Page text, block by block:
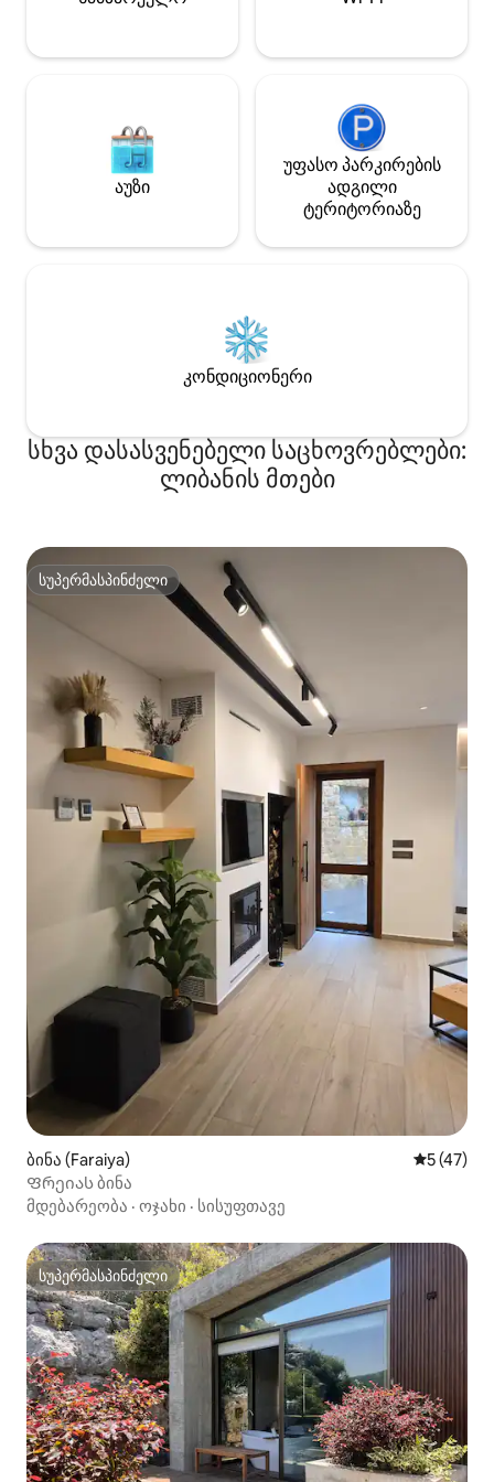
აუზი
უფასო პარკირების
ადგილი
ტერიტორიაზე
კონდიციონერი
სხვა დასასვენებელი საცხოვრებლები:
ლიბანის მთები
სუპერმასპინძელი
სუპერმასპინძელი
ბინა (Faraiya) საშუალო
5 (47)
Ფრეიას ბინა
მდებარეობა · ოჯახი · სისუფთავე
სუპერმასპინძელი
სუპერმასპინძელი